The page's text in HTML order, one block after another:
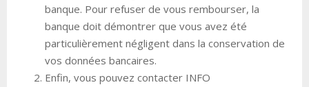
banque. Pour refuser de vous rembourser, la
banque doit démontrer que vous avez été
particulièrement négligent dans la conservation de
vos données bancaires.
Enfin, vous pouvez contacter INFO